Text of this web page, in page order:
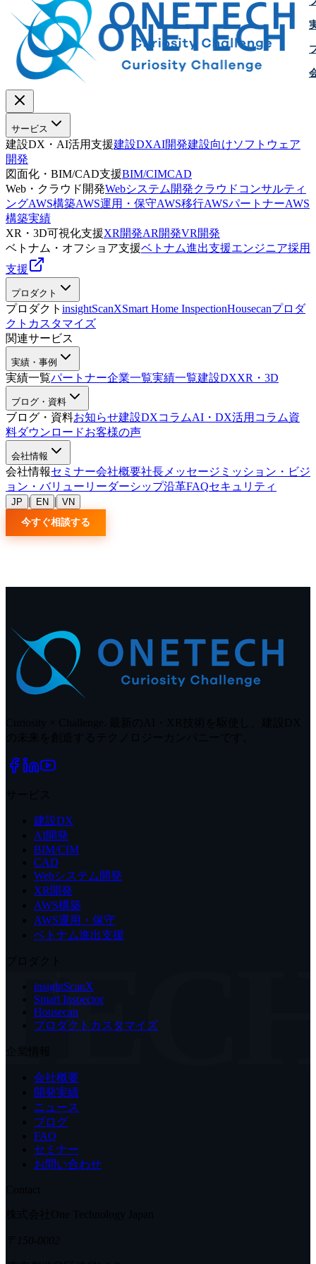
サービス
建設DX・AI活用支援建設DXAI開発建設向けソフトウェア
開発
図面化・BIM/CAD支援BIM/CIMCAD
Web・クラウド開発Webシステム開発クラウドコンサルティ
ングAWS構築AWS運用・保守AWS移行AWSパートナーAWS
構築実績
XR・3D可視化支援XR開発AR開発VR開発
ベトナム・オフショア支援ベトナム進出支援エンジニア採用
支援
プロダクト
プロダクト insightScanXSmart Home InspectionHousecanプロダ
クトカスタマイズ
関連サービス
実績・事例
実績一覧パートナー企業一覧実績一覧建設DXXR・3D
ブログ・資料
ブログ・資料お知らせ建設DXコラムAI・DX活用コラム資
料ダウンロードお客様の声
会社情報
会社情報セミナー会社概要社長メッセージ ミッション・ビジ
ョン・バリュー リーダーシップ沿革FAQセキュリティ
JP | EN | VN
今すぐ相談する
建設DX
AI開発
BIM/CIM
CAD
Webシステム開発
XR開発
AWS構築
AWS運用・保守
ベトナム進出支援
insightScanX
Smart Inspector
Housecan
プロダクトカスタマイズ
会社概要
開発実績
ニュース
ブログ
FAQ
セミナー
お問い合わせ